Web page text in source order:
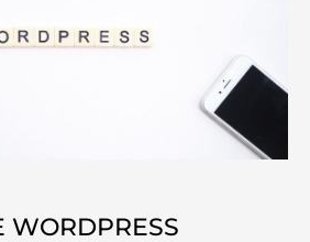
WORDPRESS